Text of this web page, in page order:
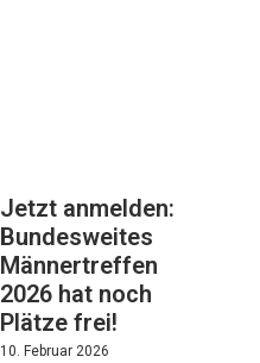
Jetzt anmelden:
Bundesweites
Männertreffen
2026 hat noch
Plätze frei!
10. Februar 2026